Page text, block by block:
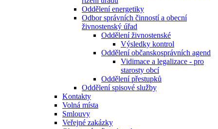
Oddělení energetiky
Odbor správních činností a obecní
živnostenský úřad
Oddělení živnostenské
Výsledky kontrol
Oddělení občanskosprávních agend
Vidimace a legalizace - pro
starosty obcí
Oddělení přestupků
Oddělení spisové služby
Kontakty
Volná místa
Smlouvy
Veřejné zakázky